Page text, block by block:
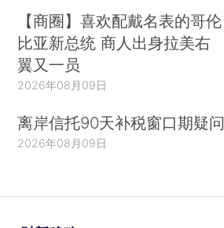
【商圈】喜欢配戴名表的哥伦
比亚新总统 商人出身拉美右
翼又一员
2026年08月09日
离岸信托90天补税窗口期疑问
2026年08月09日